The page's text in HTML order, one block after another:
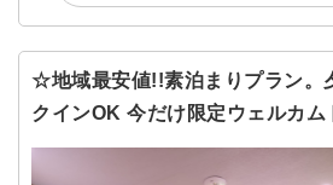
☆地域最安値!!素泊まりプラン。
クインOK 今だけ限定ウェルカム